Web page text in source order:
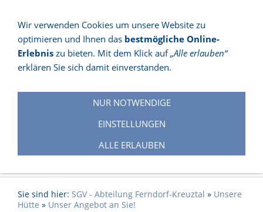
NAVIGATION EINBLENDEN
Sie sind hier: SGV - Abteilung Ferndorf-Kreuztal » Unsere
Hütte » Unser Angebot an Sie!
Wir verwenden Cookies um unsere Website zu
optimieren und Ihnen das bestmögliche Online-
Erlebnis zu bieten. Mit dem Klick auf„Alle erlauben“
erklären Sie sich damit einverstanden.
NUR NOTWENDIGE
EINSTELLUNGEN
ALLE ERLAUBEN